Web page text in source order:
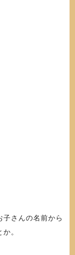
子さんの名前から
。